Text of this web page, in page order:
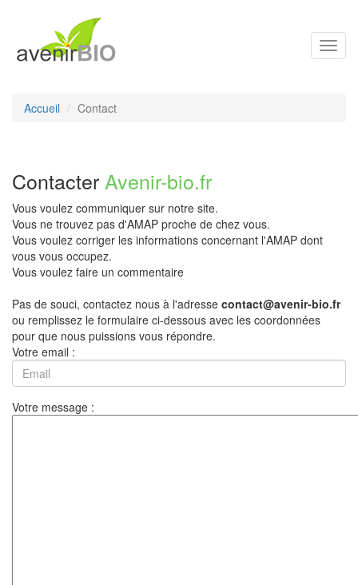
Accueil Contact
Contacter Avenir-bio.fr
Vous voulez communiquer sur notre site.
Vous ne trouvez pas d'AMAP proche de chez vous.
Vous voulez corriger les informations concernant l'AMAP dont
vous vous occupez.
Vous voulez faire un commentaire
Pas de souci, contactez nous à l'adresse contact@avenir-bio.fr
ou remplissez le formulaire ci-dessous avec les coordonnées
pour que nous puissions vous répondre.
Votre email :
Votre message :